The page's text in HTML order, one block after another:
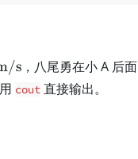
s ，八尾勇在小 A 后面
cout 直接输出。